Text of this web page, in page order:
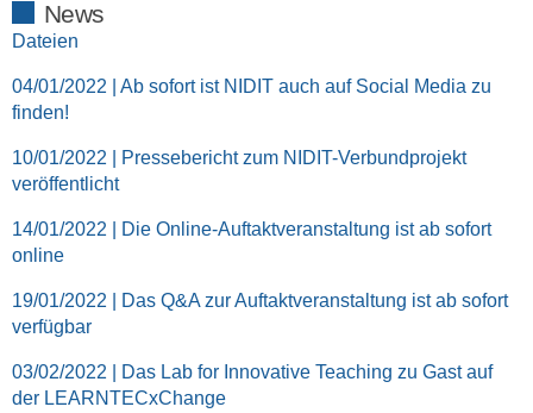
News
Dateien
04/01/2022 | Ab sofort ist NIDIT auch auf Social Media zu
finden!
10/01/2022 | Pressebericht zum NIDIT-Verbundprojekt
veröffentlicht
14/01/2022 | Die Online-Auftaktveranstaltung ist ab sofort
online
19/01/2022 | Das Q&A zur Auftaktveranstaltung ist ab sofort
verfügbar
03/02/2022 | Das Lab for Innovative Teaching zu Gast auf
der LEARNTECxChange